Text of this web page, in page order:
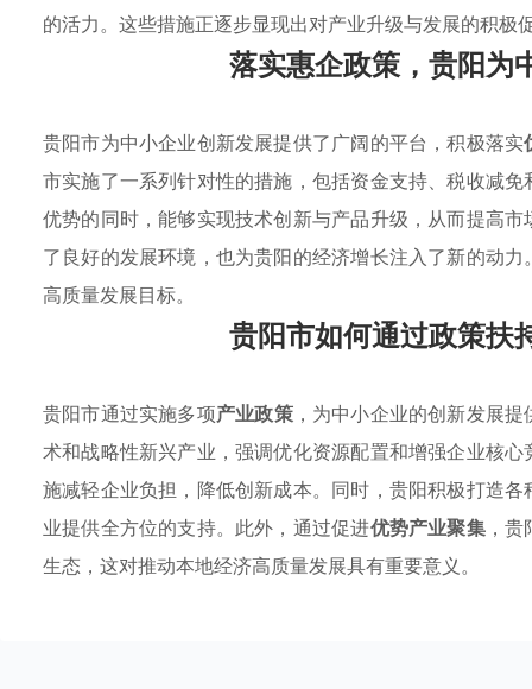
的活力。这些措施正逐步显现出对产业升级与发展的积极
落实惠企政策，贵阳为
贵阳市为中小企业创新发展提供了广阔的平台，积极落实
市实施了一系列针对性的措施，包括资金支持、税收减
优势的同时，能够实现技术创新与产品升级，从而提高
了良好的发展环境，也为贵阳的经济增长注入了新的动
高质量发展目标。
贵阳市如何通过政策扶
贵阳市通过实施多项产业政策，为中小企业的创新发展
术和战略性新兴产业，强调优化资源配置和增强企业核
施减轻企业负担，降低创新成本。同时，贵阳积极打造
业提供全方位的支持。此外，通过促进优势产业聚集，贵
生态，这对推动本地经济高质量发展具有重要意义。